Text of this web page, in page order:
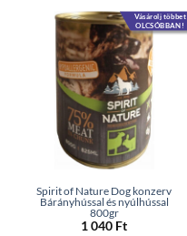
Vásárolj többet
OLCSÓBBAN!
Spirit of Nature Dog konzerv
Bárányhússal és nyúlhússal
800gr
1 040 Ft